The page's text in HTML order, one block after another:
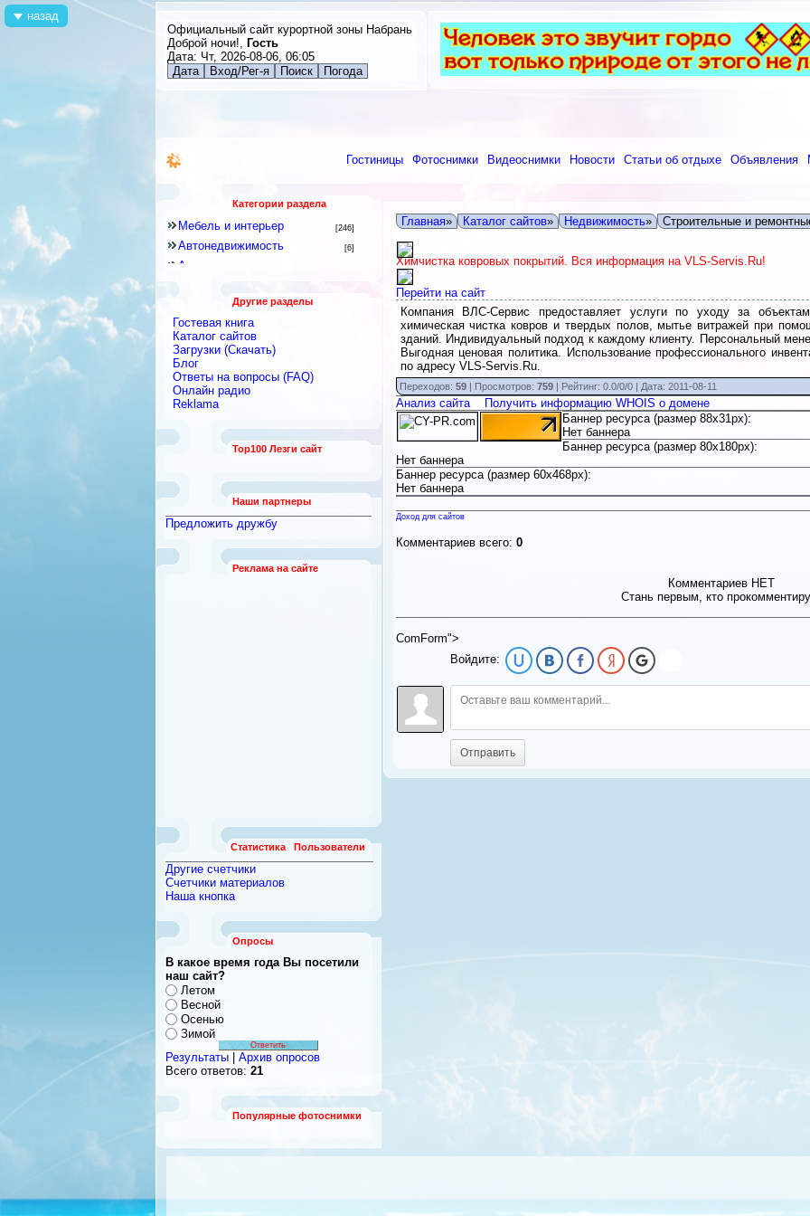
Официальный сайт курортной зоны Набрань
Доброй ночи!, Гость
Дата: Чт, 2026-08-06, 06:05
Дата
Вход/Рег-я Поиск Погода
Гостиницы Фотоснимки Видеоснимки Новости Статьи об отдыхе Объявления
Категории раздела
Мебель и интерьер [246]
Автонедвижимость [6]
Аренда квартир и комнат
Строительное оборудование
Перевозки
Посуточная аренда
Ремонтные и строительные
материалы
Строительные и ремонтные
работы
Безопасность и охрана
Бытовая техника
Другие разделы
Гостевая книга
Каталог сайтов
Загрузки (Скачать)
Блог
Ответы на вопросы (FAQ)
Онлайн радио
Reklama
Top100 Лезги сайт
Наши партнеры
Предложить дружбу
Реклама на сайте
Статистика Пользователи
Другие счетчики
Счетчики материалов
Наша кнопка
Опросы
В какое время года Вы посетили
наш сайт?
Летом
Весной
Осенью
Зимой
Результаты
Архив опросов
Всего ответов: 21
Популярные фотоснимки
Главная» Каталог сайтов» Недвижимость» Строительные и
Химчистка ковровых покрытий. Вся информация на VLS-Servis.Ru!
Перейти на сайт
Компания ВЛС-Сервис предоставляет услуги по уходу за
химическая чистка ковров и твердых полов, мытье витражей при
зданий. Индивидуальный подход к каждому клиенту. Персональный
Выгодная ценовая политика. Использование профессионального
по адресу VLS-Servis.Ru.
Переходов: 59| Просмотров: 759| Рейтинг: 0.0/0/0 | Дата: 2011-08-11
Анализ сайта
Получить информацию WHOIS о домене
Баннер ресурса (размер 88x31px):
Нет баннера
Баннер ресурса (размер 80x180px):
Нет баннера
Баннер ресурса (размер 60x468px):
Нет баннера
Доход для сайтов
Комментариев всего: 0
Комментариев НЕТ
Стань первым, кто
ComForm">
Войдите:
Отправить
назад